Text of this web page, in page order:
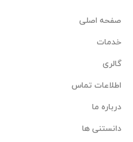
صفحه اصلی
خدمات
گالری
اطلاعات تماس
درباره ما
دانستنی ها